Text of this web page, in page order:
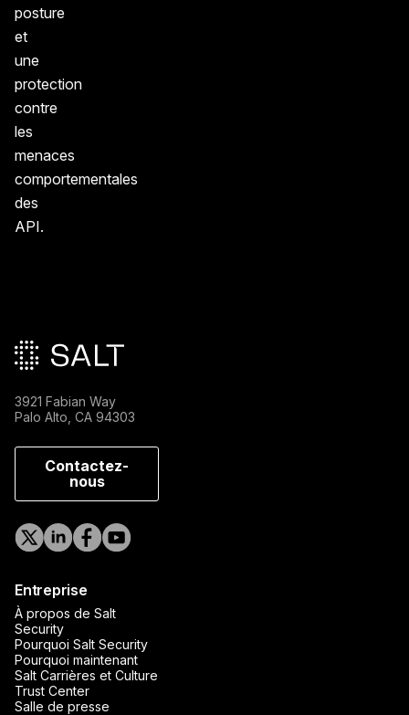
posture
et
une
protection
contre
les
menaces
comportementales
des
API.
3921 Fabian Way
Palo Alto, CA 94303
Contactez-
nous
Entreprise
À propos de Salt
Security
Pourquoi Salt Security
Pourquoi maintenant
Salt Carrières et Culture
Trust Center
Salle de presse